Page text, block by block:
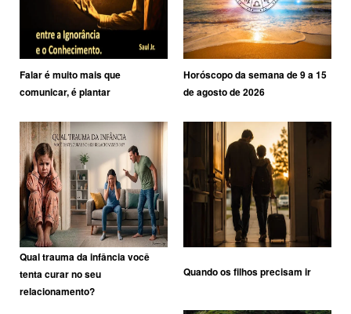
Falar é muito mais que
comunicar, é plantar
Horóscopo da semana de 9 a 15
de agosto de 2026
Qual trauma da infância você
tenta curar no seu
relacionamento?
Quando os filhos precisam ir